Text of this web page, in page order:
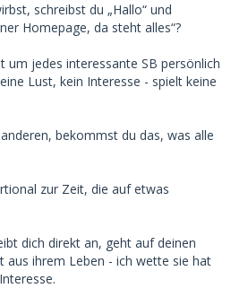
schreibst du „Hallo“ und
Homepage, da steht alles“?
um jedes interessante SB persönlich
Lust, kein Interesse - spielt keine
bekommst du das, was alle
zur Zeit, die auf etwas
dich direkt an, geht auf deinen
aus ihrem Leben - ich wette sie hat